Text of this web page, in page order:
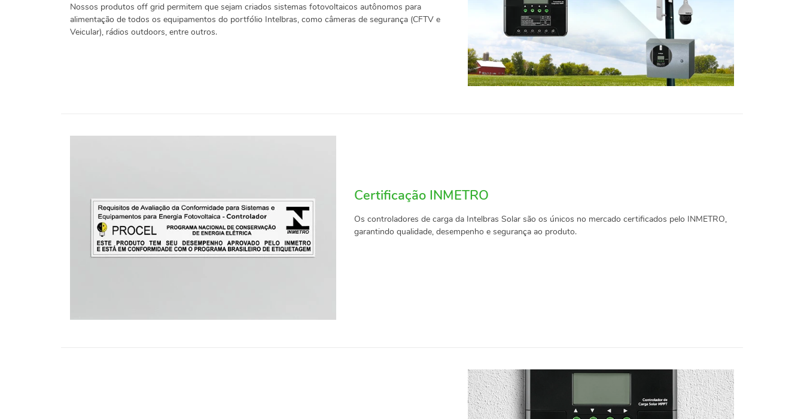
Nossos produtos off grid permitem que sejam criados sistemas fotovoltaicos autônomos para
alimentação de todos os equipamentos do portfólio Intelbras, como câmeras de segurança (CFTV e
Veicular), rádios outdoors, entre outros.
Certificação INMETRO
Os controladores de carga da Intelbras Solar são os únicos no mercado certificados pelo INMETRO,
garantindo qualidade, desempenho e segurança ao produto.